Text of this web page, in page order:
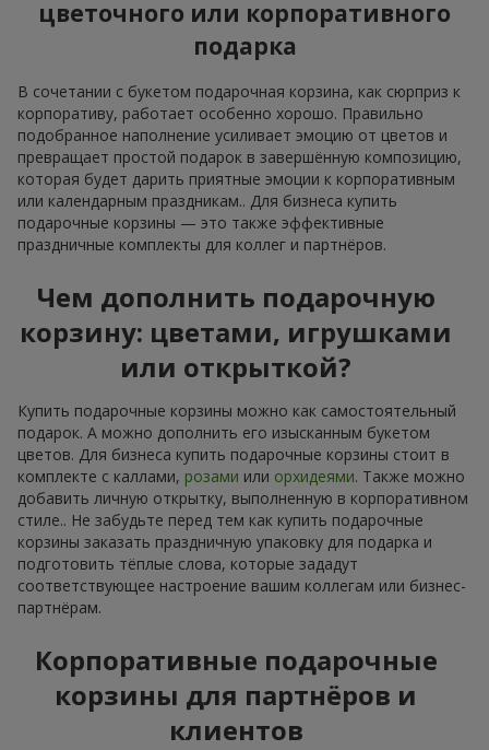
цветочного или корпоративного
подарка
В сочетании с букетом подарочная корзина, как сюрприз к
корпоративу, работает особенно хорошо. Правильно
подобранное наполнение усиливает эмоцию от цветов и
превращает простой подарок в завершённую композицию,
которая будет дарить приятные эмоции к корпоративным
или календарным праздникам.. Для бизнеса купить
подарочные корзины — это также эффективные
праздничные комплекты для коллег и партнёров.
Чем дополнить подарочную
корзину: цветами, игрушками
или открыткой?
Купить подарочные корзины можно как самостоятельный
подарок. А можно дополнить его изысканным букетом
цветов. Для бизнеса купить подарочные корзины стоит в
комплекте с каллами, розами или орхидеями. Также можно
добавить личную открытку, выполненную в корпоративном
стиле.. Не забудьте перед тем как купить подарочные
корзины заказать праздничную упаковку для подарка и
подготовить тёплые слова, которые зададут
соответствующее настроение вашим коллегам или бизнес-
партнёрам.
Корпоративные подарочные
корзины для партнёров и
клиентов